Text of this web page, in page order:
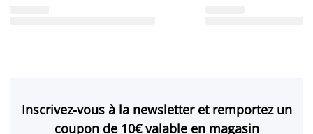
Inscrivez-vous à la newsletter et remportez un
coupon de 10€ valable en magasin